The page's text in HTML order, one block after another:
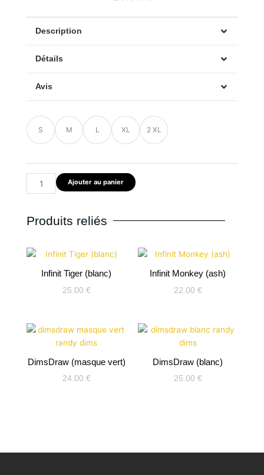
Description
Détails
Avis
S M L XL 2 XL
quantité
de
Infinit
Ajouter au panier
Produits reliés
Infinit Tiger (blanc)
25.00 €
Infinit Monkey (ash)
22.00 €
DimsDraw (masque vert)
24.00 €
DimsDraw (blanc)
25.00 €